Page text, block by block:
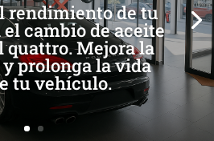
rendimiento de tu
el cambio de aceite
Mejora la
prolonga la vida
tu vehículo.